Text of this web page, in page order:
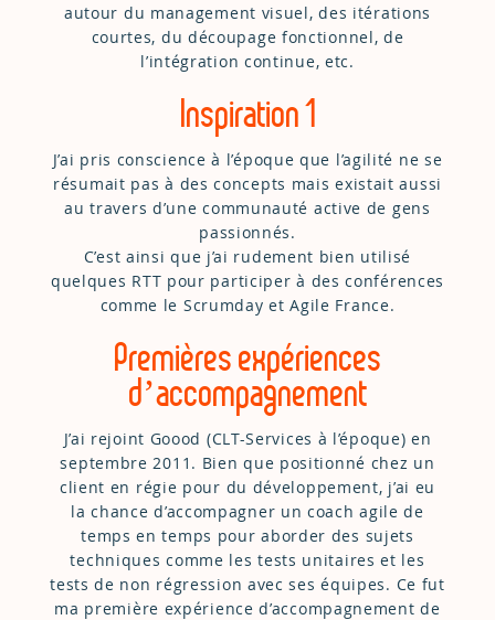
autour du management visuel, des itérations
courtes, du découpage fonctionnel, de
l’intégration continue, etc.
Inspiration 1
J’ai pris conscience à l’époque que l’agilité ne se
résumait pas à des concepts mais existait aussi
au travers d’une communauté active de gens
passionnés.
C’est ainsi que j’ai rudement bien utilisé
quelques RTT pour participer à des conférences
comme le Scrumday et Agile France.
Premières expériences
d’accompagnement
J’ai rejoint Goood (CLT-Services à l’époque) en
septembre 2011. Bien que positionné chez un
client en régie pour du développement, j’ai eu
la chance d’accompagner un coach agile de
temps en temps pour aborder des sujets
techniques comme les tests unitaires et les
tests de non régression avec ses équipes. Ce fut
ma première expérience d’accompagnement de